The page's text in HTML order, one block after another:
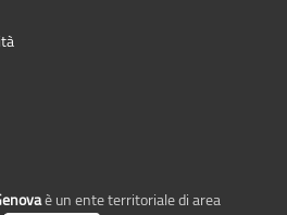
è un ente territoriale di area